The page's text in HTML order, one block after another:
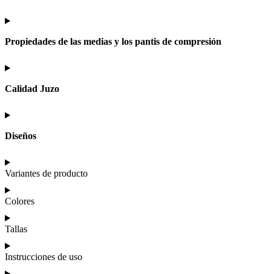
Propiedades de las medias y los pantis de compresión
Calidad Juzo
Diseños
Variantes de producto
Colores
Tallas
Instrucciones de uso